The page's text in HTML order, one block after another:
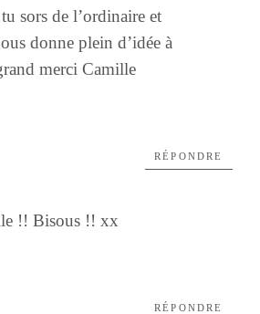
sors de l’ordinaire et
donne plein d’idée à
merci Camille
!! Bisous !! xx
RÉPONDRE
RÉPONDRE